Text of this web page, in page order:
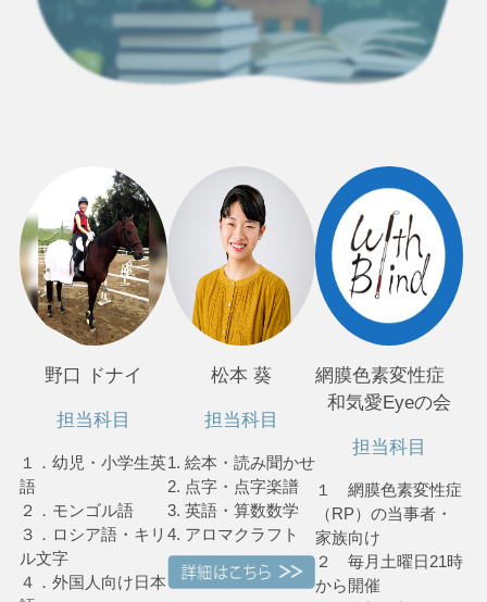
野口 ドナイ
担当科目
１．幼児・小学生英
語
２．モンゴル語
３．ロシア語・キリ
ル文字
４．外国人向け日本
松本 葵
担当科目
1. 絵本・読み聞かせ
2. 点字・点字楽譜
3. 英語・算数数学
4. アロマクラフト
網膜色素変性症
和気愛Eyeの会
担当科目
１ 網膜色素変性症
（RP）の当事者・
家族向け
２ 毎月土曜日21時
から開催